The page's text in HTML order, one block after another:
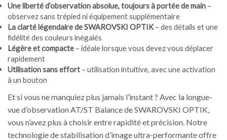
Une liberté d’observation absolue, toujours à portée de main –
observez sans trépied ni équipement supplémentaire
La clarté légendaire de SWAROVSKI OPTIK– des détails et une
fidélité des couleurs inégalés
Légère et compacte – idéale lorsque vous devez vous déplacer
rapidement
Utilisation sans effort – utilisation intuitive, avec une activation
à un bouton
Et si vous ne manquiez plus jamais l’instant ? Avec la longue-
vue d’observation AT/ST Balance de SWAROVSKI OPTIK,
vous n’avez plus à choisir entre rapidité et précision. Notre
technologie de stabilisation d’image ultra-performante offre